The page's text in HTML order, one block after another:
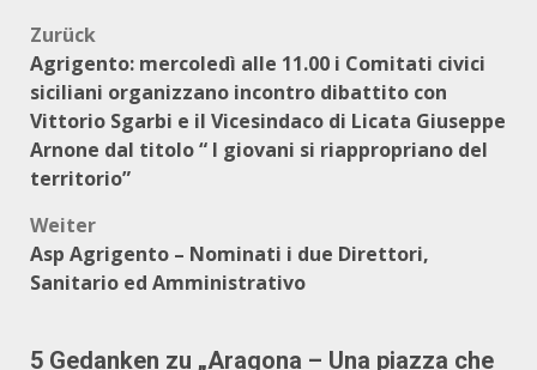
Beitragsnavigation
Zurück
Agrigento: mercoledì alle 11.00 i Comitati civici
siciliani organizzano incontro dibattito con
Vittorio Sgarbi e il Vicesindaco di Licata Giuseppe
Arnone dal titolo “ I giovani si riappropriano del
territorio”
Weiter
Asp Agrigento – Nominati i due Direttori,
Sanitario ed Amministrativo
5 Gedanken zu „Aragona – Una piazza che